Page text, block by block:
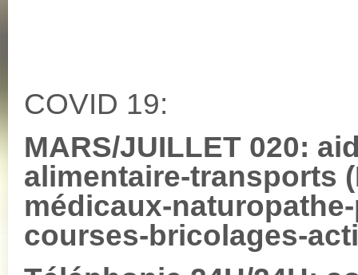
COVID 19:
MARS/JUILLET 020:
alimentaire-transports
médicaux-
courses-bricolages-